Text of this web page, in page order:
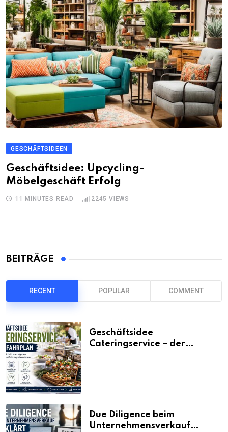
GESCHÄFTSIDEEN
Geschäftsidee: Upcycling-
Möbelgeschäft Erfolg
11 MINUTES READ 2245 VIEWS
BEITRÄGE
RECENT POPULAR COMMENT
Geschäftsidee
Cateringservice – der
Due Diligence beim
Unternehmensverkauf